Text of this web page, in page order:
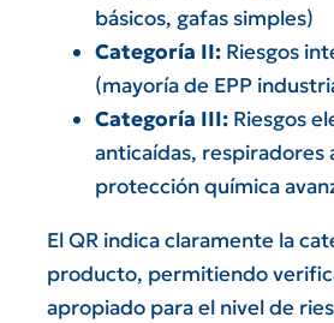
básicos, gafas simples)
Categoría II:Riesgos
(mayoría de EPP
Categoría III:Riesgos
anticaídas, respiradores
protección química
El QR indica claramente la
producto, permitiendo
apropiado para el nivel de